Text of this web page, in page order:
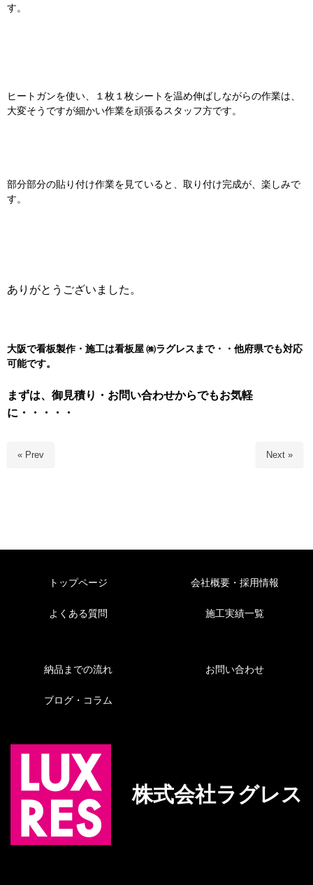
す。
ヒートガンを使い、１枚１枚シートを温め伸ばしながらの作業は、
大変そうですが細かい作業を頑張るスタッフ方です。
部分部分の貼り付け作業を見ていると、取り付け完成が、楽しみで
す。
ありがとうございました。
大阪で看板製作・施工は看板屋 ㈱ラグレスまで・・他府県でも対応
可能です。
まずは、御見積り・お問い合わせからでもお気軽
に・・・・・
« Prev Next »
トップページ
よくある質問
会社概要・採用情報
施工実績一覧
納品までの流れ
ブログ・コラム
お問い合わせ
株式会社ラグレス